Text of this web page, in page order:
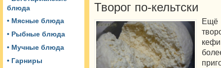
блюда
• Мясные блюда
• Рыбные блюда
• Мучные блюда
• Гарниры
Творог по-кельтски
Ещё